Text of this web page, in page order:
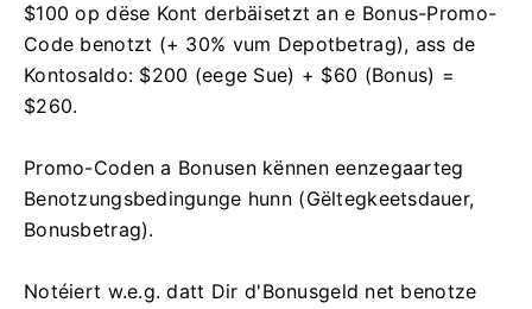
$100 op dëse Kont derbäisetzt an e Bonus-Promo-
Code benotzt (+ 30% vum Depotbetrag), ass de
Kontosaldo: $200 (eege Sue) + $60 (Bonus) =
$260.
Promo-Coden a Bonusen kënnen eenzegaarteg
Benotzungsbedingunge hunn (Gëltegkeetsdauer,
Bonusbetrag).
Notéiert w.e.g. datt Dir d'Bonusgeld net benotze